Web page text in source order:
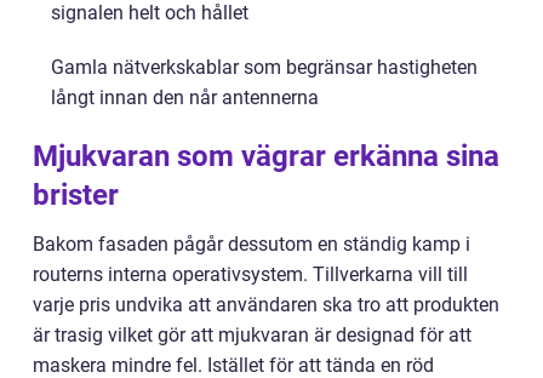
signalen helt och hållet
Gamla nätverkskablar som begränsar hastigheten
långt innan den når antennerna
Mjukvaran som vägrar erkänna sina
brister
Bakom fasaden pågår dessutom en ständig kamp i
routerns interna operativsystem. Tillverkarna vill till
varje pris undvika att användaren ska tro att produkten
är trasig vilket gör att mjukvaran är designad för att
maskera mindre fel. Istället för att tända en röd